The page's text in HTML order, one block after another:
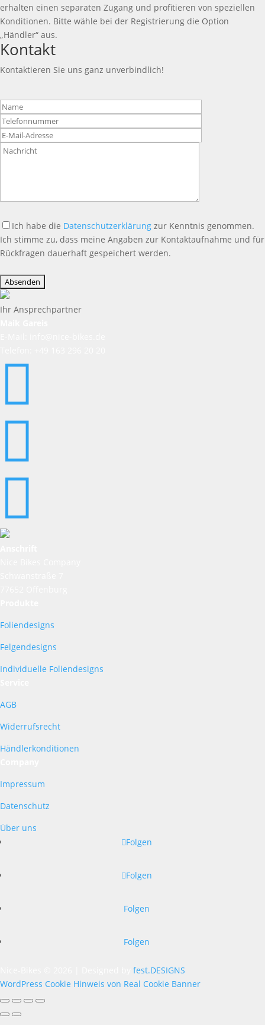
erhalten einen separaten Zugang und profitieren von speziellen
Konditionen. Bitte wähle bei der Registrierung die Option
„Händler“ aus.
Kontakt
Kontaktieren Sie uns ganz unverbindlich!
Bitte
lasse
dieses
Feld
leer.
Ich habe die Datenschutzerklärung zur Kenntnis genommen.
Ich stimme zu, dass meine Angaben zur Kontaktaufnahme und für
Rückfragen dauerhaft gespeichert werden.
lasse
dieses
Feld
Ihr Ansprechpartner



Foliendesigns
Felgendesigns
Individuelle Foliendesigns
AGB
Widerrufsrecht
Händlerkonditionen
Impressum
Datenschutz
Über uns
Folgen
Folgen
Folgen
Folgen
fest.DESIGNS
WordPress Cookie Hinweis von Real Cookie Banner